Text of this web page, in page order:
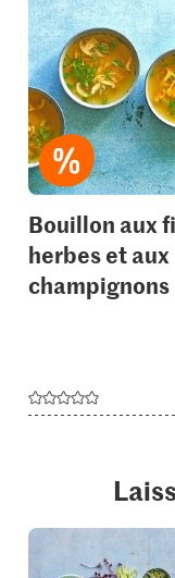
Bouillon aux
herbes et aux
champignons